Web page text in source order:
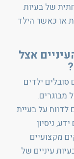
של בעיות
או כאשר הילד
אצל
סובלים ילדים
מבוגרים.
לדווח על בעיית
ניסיון
מקצועיים
עיניים של